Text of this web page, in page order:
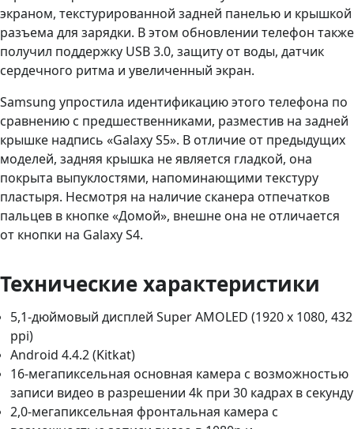
экраном, текстурированной задней панелью и крышкой
разъема для зарядки. В этом обновлении телефон также
получил поддержку USB 3.0, защиту от воды, датчик
сердечного ритма и увеличенный экран.
Samsung упростила идентификацию этого телефона по
сравнению с предшественниками, разместив на задней
крышке надпись «Galaxy S5». В отличие от предыдущих
моделей, задняя крышка не является гладкой, она
покрыта выпуклостями, напоминающими текстуру
пластыря. Несмотря на наличие сканера отпечатков
пальцев в кнопке «Домой», внешне она не отличается
от кнопки на Galaxy S4.
Технические характеристики
5,1-дюймовый дисплей Super AMOLED (1920 x 1080, 432
ppi)
Android 4.4.2 (Kitkat)
16-мегапиксельная основная камера с возможностью
записи видео в разрешении 4k при 30 кадрах в секунду
2,0-мегапиксельная фронтальная камера с